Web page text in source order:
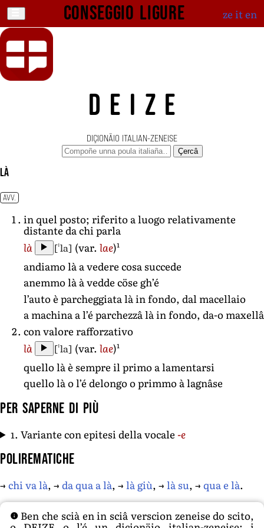
Conseggio ligure ze iten
DEIZE
DIÇIONÄIO ITALIAN-ZENEISE
Çercâ
là
AVV.
in quel posto; riferito a luogo relativamente
distante da chi parla
là
[ˈla] (var. lae)1
andiamo là a vedere cosa succede
anemmo là à vedde cöse gh’é
l’auto è parcheggiata là in fondo, dal macellaio
a machina a l’é parchezzâ là in fondo, da-o maxellâ
con valore rafforzativo
là
[ˈla] (var. lae)1
quello là è sempre il primo a lamentarsi
quello là o l’é delongo o primmo à lagnâse
Per saperne di più
1. Variante con epitesi della vocale -e
Polirematiche
→ chi va là, → da qua a là, → là giù, → là su, → qua e là.
Ben che scià en in sciâ verscion zeneise do scito,